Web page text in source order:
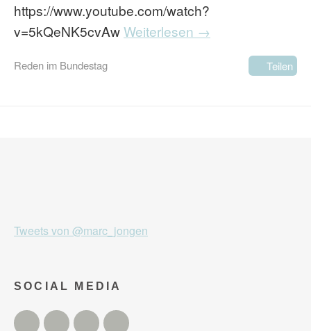
https://www.youtube.com/watch?
v=5kQeNK5cvAwWeiterlesen →
Reden im Bundestag Teilen
Tweets von @marc_jongen
SOCIAL MEDIA
Twitter FacebookInstagram